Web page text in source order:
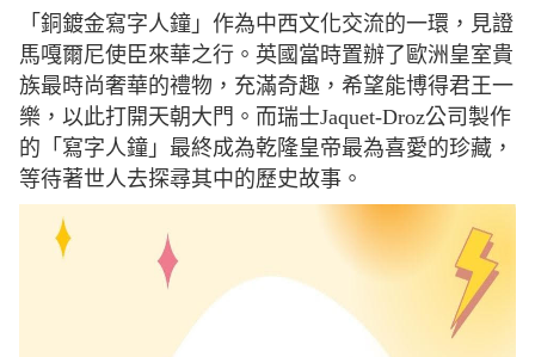
「銅鍍金寫字人鐘」作為中西文化交流的一環，見證
馬嘎爾尼使臣來華之行。英國當時置辦了歐洲皇室貴
族最時尚奢華的禮物，充滿奇趣，希望能博得君王一
樂，以此打開天朝大門。而瑞士Jaquet-Droz公司製作
的「寫字人鐘」最終成為乾隆皇帝最為喜愛的珍藏，
等待著世人去探尋其中的歷史故事。